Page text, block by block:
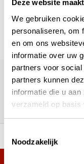
Deze website
We gebruiken
personaliseren, om
en om ons
informatie over uw
partners voor
partners kunnen
informatie die u
verzameld op basis
Noodzakelijk
Über 180.000
Shops, TrustPilot,
Kunden
an Top-Marken!